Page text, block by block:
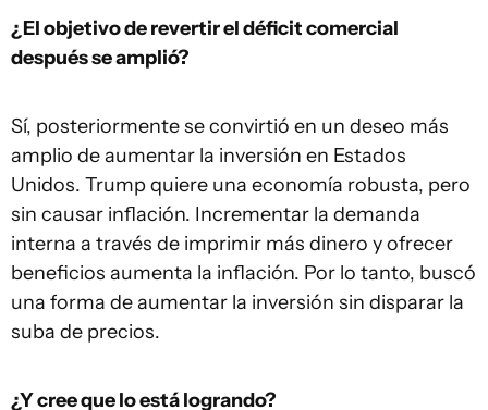
¿El objetivo de revertir el déficit comercial
después se amplió?
Sí, posteriormente se convirtió en un deseo más
amplio de aumentar la inversión en Estados
Unidos. Trump quiere una economía robusta, pero
sin causar inflación. Incrementar la demanda
interna a través de imprimir más dinero y ofrecer
beneficios aumenta la inflación. Por lo tanto, buscó
una forma de aumentar la inversión sin disparar la
suba de precios.
¿Y cree que lo está logrando?